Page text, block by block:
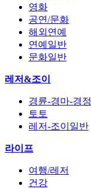
영화
공연/문화
해외연예
연예일반
문화일반
레저&조이
경륜-경마-경정
토토
레저-조이일반
라이프
여행/레저
건강